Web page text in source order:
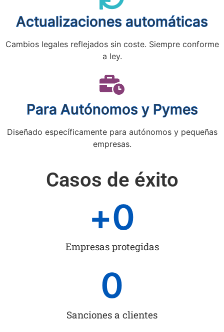
Actualizaciones automáticas
Cambios legales reflejados sin coste. Siempre conforme
a ley.
Para Autónomos y Pymes
Diseñado específicamente para autónomos y pequeñas
empresas.
Casos de éxito
Empresas protegidas
+0
Sanciones a clientes
0